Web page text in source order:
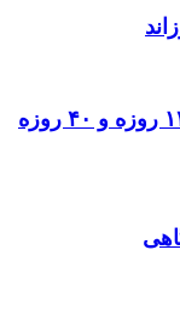
۲ عامل مهم صهیونیست‌ها در جنگ‌های ۱۲ روزه و ۴۰ روزه